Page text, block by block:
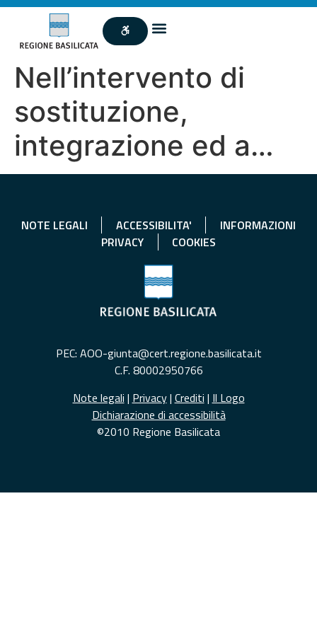
Nell’intervento di
sostituzione,
integrazione ed a…
NOTE LEGALI ACCESSIBILITA'
INFORMAZIONI
PRIVACY
COOKIES
PEC: AOO-giunta@cert.regione.basilicata.it
C.F. 80002950766
Note legali | Privacy| Crediti | Il Logo
Dichiarazione di accessibilità
©2010 Regione Basilicata